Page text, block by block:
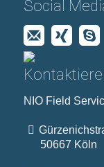
Social
NIO Field
50667 Köln